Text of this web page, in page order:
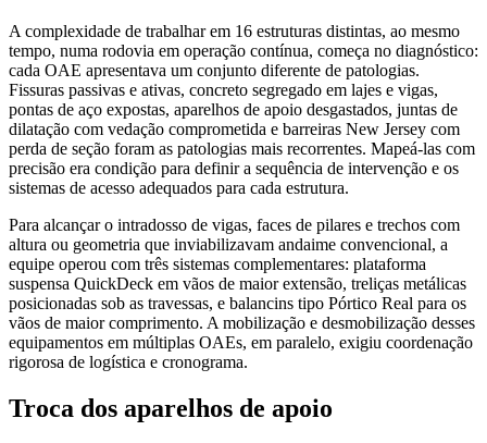
A complexidade de trabalhar em 16 estruturas distintas, ao mesmo
tempo, numa rodovia em operação contínua, começa no diagnóstico:
cada OAE apresentava um conjunto diferente de patologias.
Fissuras passivas e ativas, concreto segregado em lajes e vigas,
pontas de aço expostas, aparelhos de apoio desgastados, juntas de
dilatação com vedação comprometida e barreiras New Jersey com
perda de seção foram as patologias mais recorrentes. Mapeá-las com
precisão era condição para definir a sequência de intervenção e os
sistemas de acesso adequados para cada estrutura.
Para alcançar o intradosso de vigas, faces de pilares e trechos com
altura ou geometria que inviabilizavam andaime convencional, a
equipe operou com três sistemas complementares: plataforma
suspensa QuickDeck em vãos de maior extensão, treliças metálicas
posicionadas sob as travessas, e balancins tipo Pórtico Real para os
vãos de maior comprimento. A mobilização e desmobilização desses
equipamentos em múltiplas OAEs, em paralelo, exigiu coordenação
rigorosa de logística e cronograma.
Troca dos aparelhos de apoio